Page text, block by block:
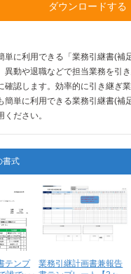
ダウンロードする
単に利用できる「業務引継書(補
異動や退職などで担当業務を引
確認します。効率的に引き継ぎ
簡単に利用できる業務引継書(補
ください。
書式
テンプ
業務引継計画書兼報告